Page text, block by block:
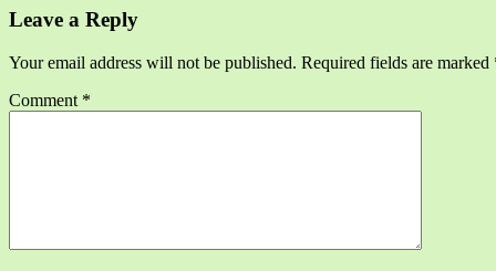
Leave a Reply
Your email address will not be published. Required fields are marked
Comment *